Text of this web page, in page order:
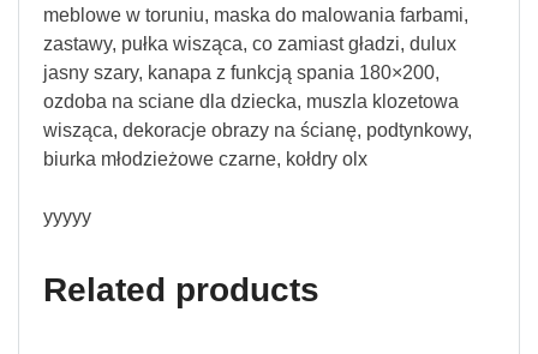
meblowe w toruniu, maska do malowania farbami,
zastawy, pułka wisząca, co zamiast gładzi, dulux
jasny szary, kanapa z funkcją spania 180×200,
ozdoba na sciane dla dziecka, muszla klozetowa
wisząca, dekoracje obrazy na ścianę, podtynkowy,
biurka młodzieżowe czarne, kołdry olx
yyyyy
Related products